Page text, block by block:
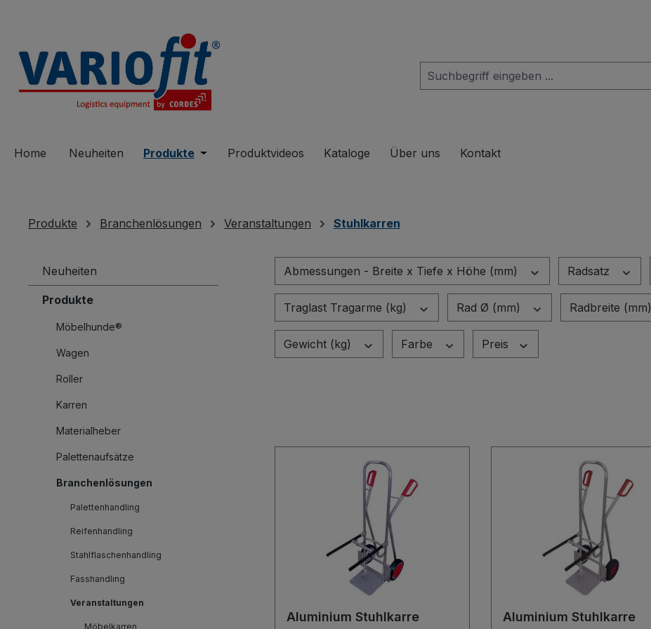
Home Neuheiten Produkte Öffne oder Schließe das Dropdown der Kategorie Produkte
Produktvideos Kataloge Über uns Kontakt
Produkte Branchenlösungen Veranstaltungen Stuhlkarren
Neuheiten
Produkte
Möbelhunde®
Wagen
Roller
Karren
Materialheber
Palettenaufsätze
Branchenlösungen
Palettenhandling
Reifenhandling
Stahlflaschenhandling
Fasshandling
Veranstaltungen
Möbelkarren
Abmessungen - Breite x Tiefe x Höhe (mm) Radsatz
Traglast Tragarme (kg) Rad Ø (mm) Radbreite (mm)
Gewicht (kg) Farbe Preis
Aluminium Stuhlkarre Aluminium Stuhlkarre